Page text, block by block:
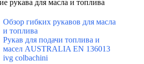
рукава для масла и топлива
Обзор гибких рукавов для масла
и топлива
Рукав для подачи топлива и
масел AUSTRALIA EN 136013
ivg colbachini